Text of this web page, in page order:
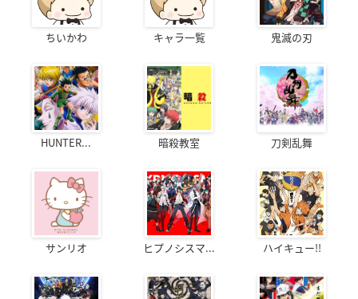
ちいかわ キャラ一覧 鬼滅の刃
HUNTER... 暗殺教室 刀剣乱舞
サンリオ ヒプノシスマ... ハイキュー!!